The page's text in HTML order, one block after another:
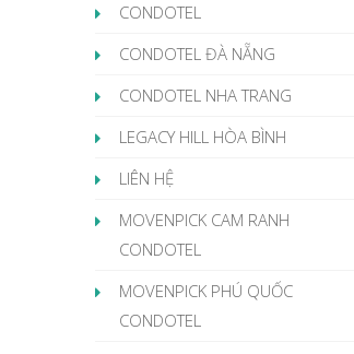
CONDOTEL
CONDOTEL ĐÀ NẴNG
CONDOTEL NHA TRANG
LEGACY HILL HÒA BÌNH
LIÊN HỆ
MOVENPICK CAM RANH
CONDOTEL
MOVENPICK PHÚ QUỐC
CONDOTEL